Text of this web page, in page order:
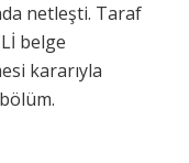
netleşti. Taraf
belge
kararıyla